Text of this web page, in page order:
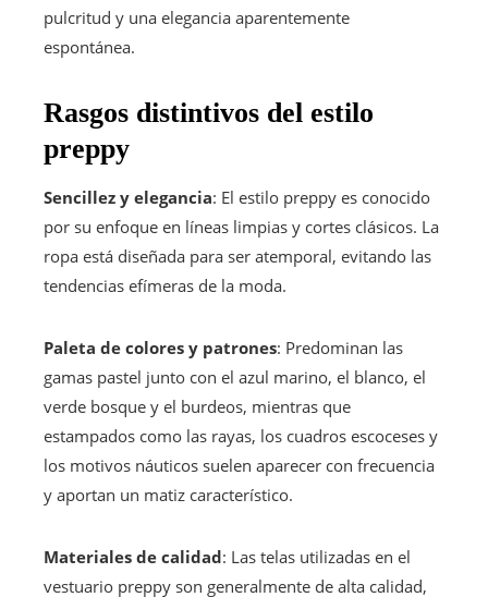
pulcritud y una elegancia aparentemente
espontánea.
Rasgos distintivos del estilo
preppy
Sencillez y elegancia: El estilo preppy es conocido
por su enfoque en líneas limpias y cortes clásicos. La
ropa está diseñada para ser atemporal, evitando las
tendencias efímeras de la moda.
Paleta de colores y patrones: Predominan las
gamas pastel junto con el azul marino, el blanco, el
verde bosque y el burdeos, mientras que
estampados como las rayas, los cuadros escoceses y
los motivos náuticos suelen aparecer con frecuencia
y aportan un matiz característico.
Materiales de calidad: Las telas utilizadas en el
vestuario preppy son generalmente de alta calidad,